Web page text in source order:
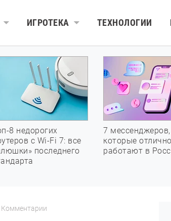
ИГРОТЕКА ТЕХНОЛОГИИ
8 недорогих
с Wi-Fi 7: все
последнего
7 мессенджеров,
которые отлично
работают в
Комментарии